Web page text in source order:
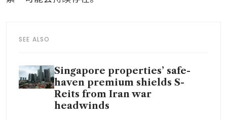
SEE ALSO
Singapore properties’ safe-
haven premium shields S-
Reits from Iran war
headwinds